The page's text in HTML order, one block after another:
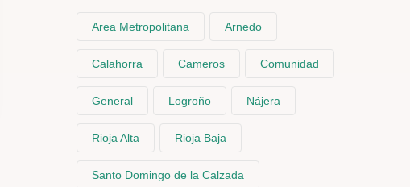
Area Metropolitana Arnedo
Calahorra Cameros Comunidad
General Logroño Nájera
Rioja Alta Rioja Baja
Santo Domingo de la Calzada